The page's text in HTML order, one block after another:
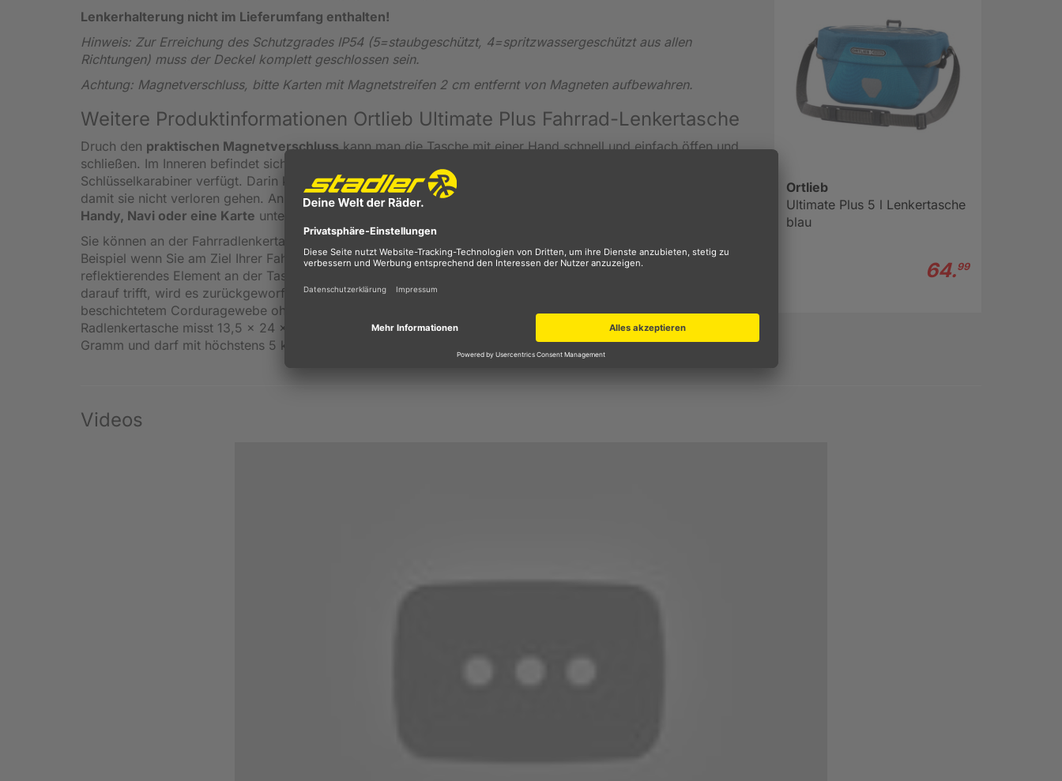
Lenkerhalterung nicht im Lieferumfang enthalten!
Hinweis: Zur Erreichung des Schutzgrades IP54 (5=staubgeschützt, 4=spritzwassergeschützt aus allen
Richtungen) muss der Deckel komplett geschlossen sein.
Achtung: Magnetverschluss, bitte Karten mit Magnetstreifen 2 cm entfernt von Magneten aufbewahren.
Weitere Produktinformationen Ortlieb Ultimate Plus Fahrrad-Lenkertasche
Druch den praktischen Magnetverschlusskann man die Tasche mit einer Hand schnell und einfach öffen und
schließen. Im Inneren befindet sich ein eigenes Fach, das über einen Reißverschluss und einen
Schlüsselkarabiner verfügt. Darin können Sie IhreWertsachen sicher verstauen
damit sie nicht verloren gehen. An der Oberseite des Deckels befindet sich ein durchsichtiges Fach, wo sich
Handy, Navi oder eine Karte unterbringen und Erstere sogar bedienen lassen.
Sie können an der Fahrradlenkertasche überdies einen Schultergurt befestigen, um sie
Beispiel wenn Sie am Ziel Ihrer Fahrradtour angekommen sind. Fürgute Sichtbarkeit im Dunkelnsorgt ein
reflektierendes Element an der Taschenvorderseite. Wenn das Scheinwerferlicht eines anderen Fahrzeugs
darauf trifft, wird es zurückgeworfen, sodass Sienicht zu übersehen
beschichtetem Corduragewebe ohne umweltschädliches PVC
nachhaltig in Deutschland gefertige
Radlenkertasche misst 13,5 x 24 x 13 Zentimeter, was ein Packvolumen von 5 Litern ergibt. Sie wiegt circa 466
Gramm und darf mit höchstens 5 kg Gepäck beladen werden.
Ortlieb
Ultimate Plus 5 l Lenkertasche
blau
64.99
Videos